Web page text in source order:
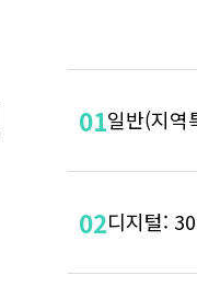
01일반(지역
02디지털: